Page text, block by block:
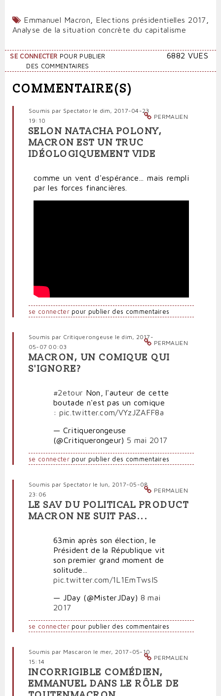
Emmanuel Macron Elections présidentielles 2017
Analyse de la situation concrète du capitalisme
SE CONNECTER POUR PUBLIER
DES COMMENTAIRES
6882 VUES
COMMENTAIRE(S)
PERMALIEN
Soumis par Spectatorle dim, 2017-04-23
19:10
SELON NATACHA POLONY,
MACRON EST UN TRUC
IDÉOLOGIQUEMENT VIDE
comme un vent d'espérance... mais rempli
par les forces financières.
se connecterpour publier des commentaires
PERMALIEN
Soumis par Critiquerongeuse le dim, 2017-
05-07 00:03
MACRON, UN COMIQUE QUI
S'IGNORE?
#2etour Non, l'auteur de cette
boutade n'est pas un comique
: pic.twitter.com/VYzJZAFF8a
— Critiquerongeuse
(@Critiquerongeur) 5 mai 2017
se connecterpour publier des commentaires
PERMALIEN
Soumis par Spectatorle lun, 2017-05-08
23:06
LE SAV DU POLITICAL PRODUCT
MACRON NE SUIT PAS...
63min après son élection, le
Président de la République vit
son premier grand moment de
solitude...
pic.twitter.com/1L1EmTwsIS
— JDay (@MisterJDay) 8 mai
2017
se connecterpour publier des commentaires
PERMALIEN
Soumis par Mascaron le mer, 2017-05-10
15:14
INCORRIGIBLE COMÉDIEN,
EMMANUEL DANS LE RÔLE DE